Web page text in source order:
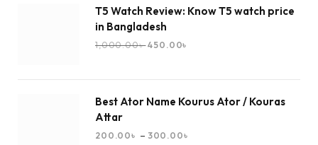
T5 Watch Review: Know T5 watch price
in Bangladesh
1,000.00৳ 450.00৳
Best Ator Name Kourus Ator / Kouras
Attar
200.00৳ – 300.00৳